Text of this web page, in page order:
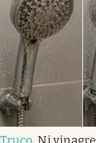
Truco. Ni